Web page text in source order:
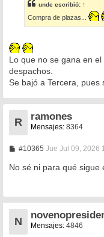
a
j
e
unde escribió: ↑
Compra de plazas...
Lo que no se gana en
despachos.
Se bajó a Tercera, pues
R
ramones
Mensajes: 8364
#10365M
n
s
e
Jue Jul 09, 2026
No sé ni para qué sigue
N Mensajes: 4846